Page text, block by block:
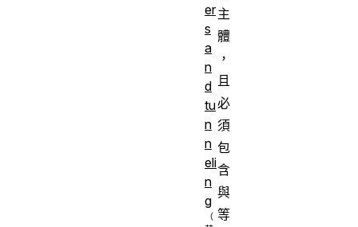
主
體
，
且
必
須
包
含
與
等
er
s
a
n
d
tu
n
n
eli
n
g